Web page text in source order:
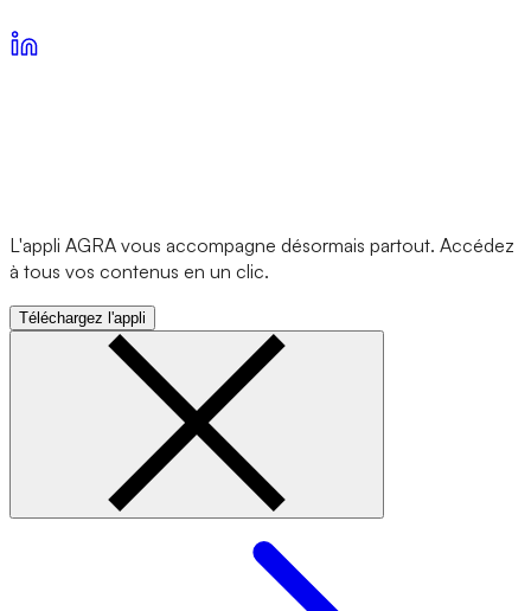
L'appli AGRA vous accompagne désormais partout. Accédez
à tous vos contenus en un clic.
Téléchargez l'appli